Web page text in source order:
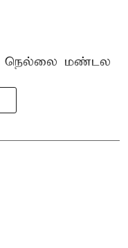
நெல்லை மண்டல